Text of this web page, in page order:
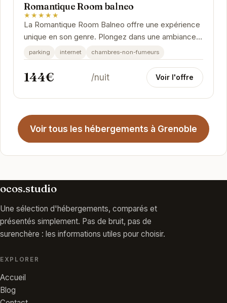
Romantique Room balneo
★★★★★
La Romantique Room Balneo offre une expérience
unique en son genre. Plongez dans une ambiance
chaleureuse et intime, propice à la relaxation et
au...
parking internet chambres-non-fumeurs
144€ /nuit Voir l'offre
Voir tous les hébergements à Grenoble
ocos.studio
Une sélection d'hébergements, comparés et
présentés simplement. Pas de bruit, pas de
surenchère : les informations utiles pour choisir.
EXPLORER
Accueil
Blog